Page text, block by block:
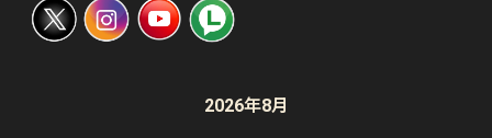
2026年8月